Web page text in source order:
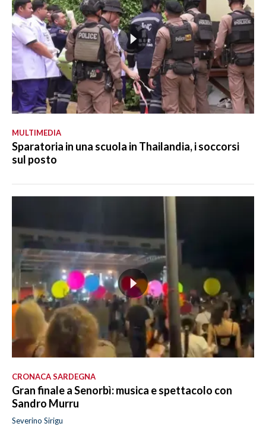
MULTIMEDIA
Sparatoria in una scuola in Thailandia, i soccorsi
sul posto
CRONACA SARDEGNA
Gran finale a Senorbì: musica e spettacolo con
Sandro Murru
Severino Sirigu